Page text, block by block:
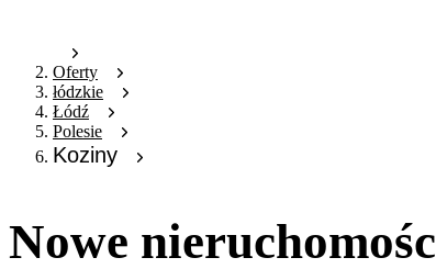
Oferty
łódzkie
Łódź
Polesie
Koziny
Nowe